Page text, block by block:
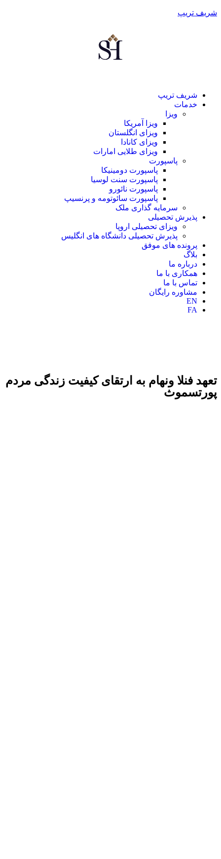
شریف تریپ
شریف تریپ
خدمات
ویزا
ویزا آمریکا
ویزای انگلستان
ویزای کانادا
ویزای طلایی امارات
پاسپورت
پاسپورت دومینیکا
پاسپورت سنت لوسیا
پاسپورت نائورو
پاسپورت سائوتومه و پرنسیپ
سرمایه گذاری ملک
پذیرش تحصیلی
ویزای تحصیلی اروپا
پذیرش تحصیلی دانشگاه های انگلیس
پرونده های موفق
بلاگ
درباره ما
همکاری با ما
تماس با ما
مشاوره رایگان
EN
FA
تعهد فنلا ونهام به ارتقای کیفیت زندگی مردم
پورتسموث